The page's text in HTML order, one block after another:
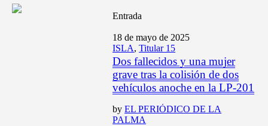
Entrada
18 de mayo de 2025
ISLA,Titular 15
Dos fallecidos y una mujer
grave tras la colisión de dos
vehículos anoche en la LP-201
byEL PERIÓDICO DE LA
PALMA